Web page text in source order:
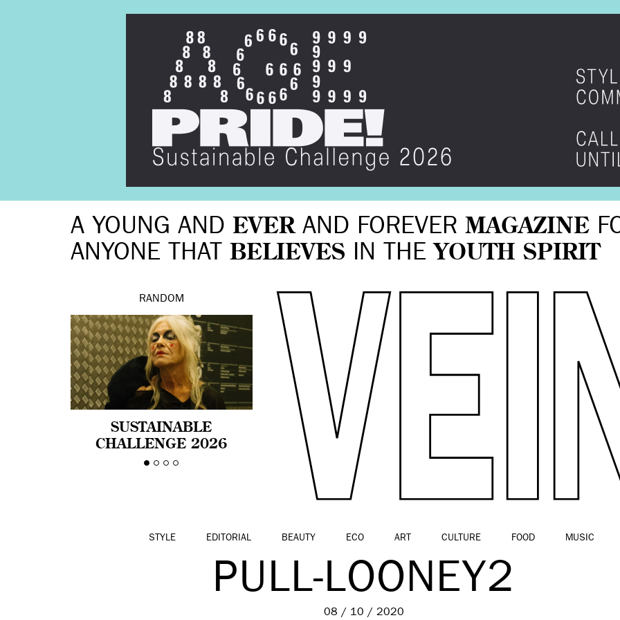
A YOUNG AND EVERAND FOREVER MAGAZINE
ANYONE THAT BELIEVES IN THE YOUTH SPIRIT
RANDOM
SUSTAINABLE
CHALLENGE 2026
CELEBRA LA
STYLE EDITORIAL BEAUTY ECO ART CULTURE FOOD MUSIC
PULL-LOONEY2
08 / 10 / 2020